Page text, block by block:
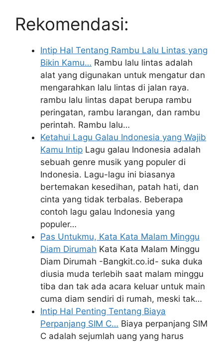
Rekomendasi:
Intip Hal Tentang Rambu Lalu Lintas yang
Bikin Kamu… Rambu lalu lintas adalah
alat yang digunakan untuk mengatur dan
mengarahkan lalu lintas di jalan raya.
rambu lalu lintas dapat berupa rambu
peringatan, rambu larangan, dan rambu
perintah. Rambu lalu…
Ketahui Lagu Galau Indonesia yang Wajib
Kamu Intip Lagu galau Indonesia adalah
sebuah genre musik yang populer di
Indonesia. Lagu-lagu ini biasanya
bertemakan kesedihan, patah hati, dan
cinta yang tidak terbalas. Beberapa
contoh lagu galau Indonesia yang
populer…
Pas Untukmu, Kata Kata Malam Minggu
Diam Dirumah Kata Kata Malam Minggu
Diam Dirumah -Bangkit.co.id- suka duka
diusia muda terlebih saat malam minggu
tiba dan tak ada acara keluar untuk main
cuma diam sendiri di rumah, meski tak…
Intip Hal Penting Tentang Biaya
Perpanjang SIM C… Biaya perpanjang SIM
C adalah sejumlah uang yang harus